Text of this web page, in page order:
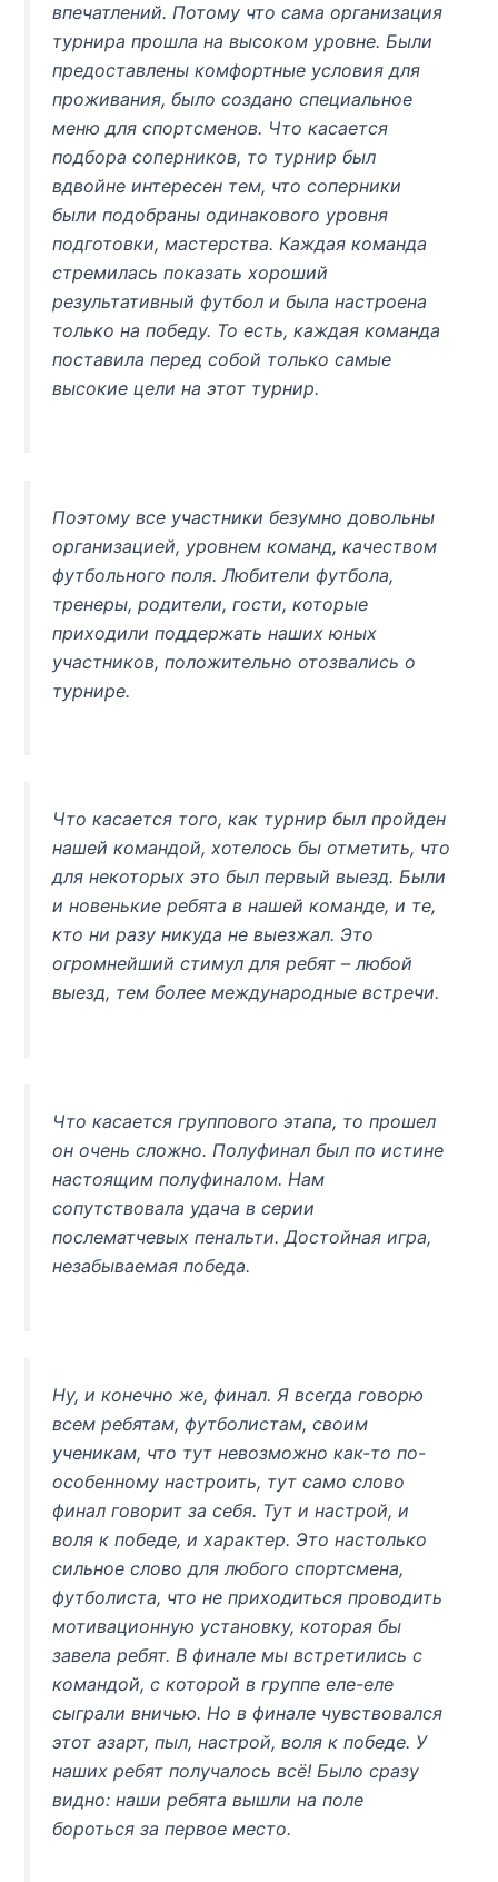
впечатлений. Потому что сама организация
турнира прошла на высоком уровне. Были
предоставлены комфортные условия для
проживания, было создано специальное
меню для спортсменов. Что касается
подбора соперников, то турнир был
вдвойне интересен тем, что соперники
были подобраны одинакового уровня
подготовки, мастерства. Каждая команда
стремилась показать хороший
результативный футбол и была настроена
только на победу. То есть, каждая команда
поставила перед собой только самые
высокие цели на этот турнир.
Поэтому все участники безумно довольны
организацией, уровнем команд, качеством
футбольного поля. Любители футбола,
тренеры, родители, гости, которые
приходили поддержать наших юных
участников, положительно отозвались о
турнире.
Что касается того, как турнир был пройден
нашей командой, хотелось бы отметить, что
для некоторых это был первый выезд. Были
и новенькие ребята в нашей команде, и те,
кто ни разу никуда не выезжал. Это
огромнейший стимул для ребят – любой
выезд, тем более международные встречи.
Что касается группового этапа, то прошел
он очень сложно. Полуфинал был по истине
настоящим полуфиналом. Нам
сопутствовала удача в серии
послематчевых пенальти. Достойная игра,
незабываемая победа.
Ну, и конечно же, финал. Я всегда говорю
всем ребятам, футболистам, своим
ученикам, что тут невозможно как-то по-
особенному настроить, тут само слово
финал говорит за себя. Тут и настрой, и
воля к победе, и характер. Это настолько
сильное слово для любого спортсмена,
футболиста, что не приходиться проводить
мотивационную установку, которая бы
завела ребят. В финале мы встретились с
командой, с которой в группе еле-еле
сыграли вничью. Но в финале чувствовался
этот азарт, пыл, настрой, воля к победе. У
наших ребят получалось всё! Было сразу
видно: наши ребята вышли на поле
бороться за первое место.